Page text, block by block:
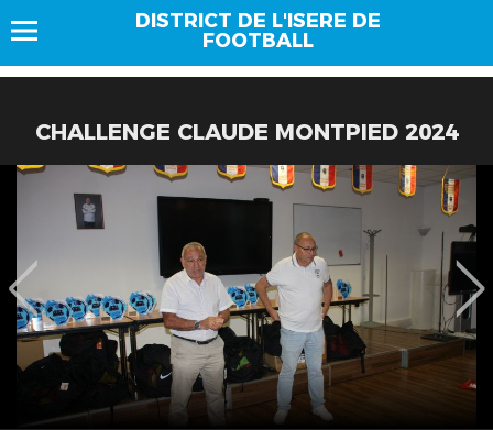
DISTRICT DE L'ISERE DE
FOOTBALL
CHALLENGE CLAUDE MONTPIED 2024